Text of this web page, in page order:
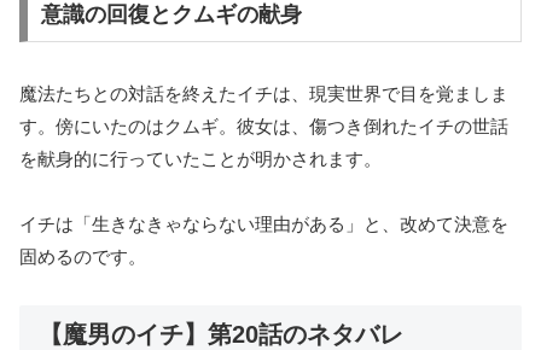
意識の回復とクムギの献身
魔法たちとの対話を終えたイチは、現実世界で目を覚ましま
す。傍にいたのはクムギ。彼女は、傷つき倒れたイチの世話
を献身的に行っていたことが明かされます。
イチは「生きなきゃならない理由がある」と、改めて決意を
固めるのです。
【魔男のイチ】第20話のネタバレ